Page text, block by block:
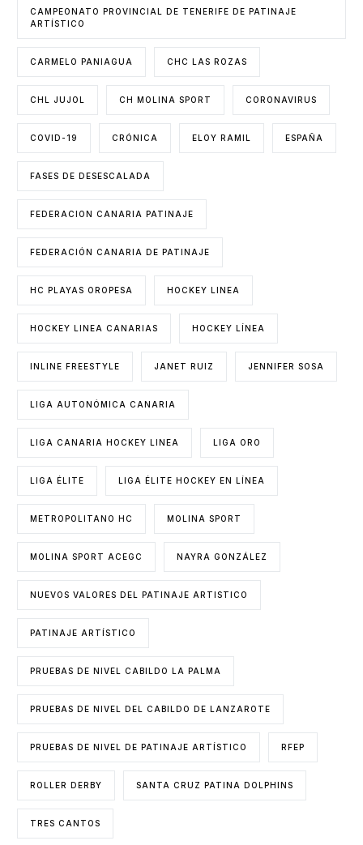
CAMPEONATO PROVINCIAL DE TENERIFE DE PATINAJE
ARTÍSTICO
CARMELO PANIAGUA CHC LAS ROZAS
CHL JUJOL CH MOLINA SPORT CORONAVIRUS
COVID-19 CRÓNICA ELOY RAMIL ESPAÑA
FASES DE DESESCALADA
FEDERACION CANARIA PATINAJE
FEDERACIÓN CANARIA DE PATINAJE
HC PLAYAS OROPESA HOCKEY LINEA
HOCKEY LINEA CANARIAS HOCKEY LÍNEA
INLINE FREESTYLE JANET RUIZ JENNIFER SOSA
LIGA AUTONÓMICA CANARIA
LIGA CANARIA HOCKEY LINEA LIGA ORO
LIGA ÉLITE LIGA ÉLITE HOCKEY EN LÍNEA
METROPOLITANO HC MOLINA SPORT
MOLINA SPORT ACEGC NAYRA GONZÁLEZ
NUEVOS VALORES DEL PATINAJE ARTISTICO
PATINAJE ARTÍSTICO
PRUEBAS DE NIVEL CABILDO LA PALMA
PRUEBAS DE NIVEL DEL CABILDO DE LANZAROTE
PRUEBAS DE NIVEL DE PATINAJE ARTÍSTICO RFEP
ROLLER DERBY SANTA CRUZ PATINA DOLPHINS
TRES CANTOS